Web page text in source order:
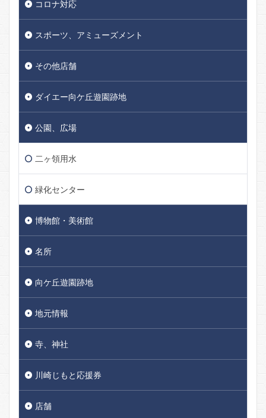
コロナ対応
スポーツ、アミューズメント
その他店舗
ダイエー向ケ丘遊園跡地
公園、広場
二ヶ領用水
緑化センター
博物館・美術館
名所
向ケ丘遊園跡地
地元情報
寺、神社
川崎じもと応援券
店舗